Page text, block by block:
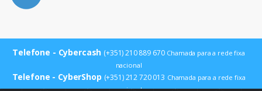
Telefone - Cybercash (+351) 210 889 670 Chamada para a rede fixa
nacional
Telefone - CyberShop (+351) 212 720 013 Chamada para a rede fixa